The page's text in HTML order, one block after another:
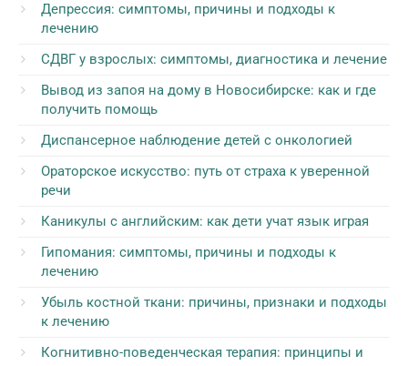
Депрессия: симптомы, причины и подходы к
лечению
СДВГ у взрослых: симптомы, диагностика и лечение
Вывод из запоя на дому в Новосибирске: как и где
получить помощь
Диспансерное наблюдение детей с онкологией
Ораторское искусство: путь от страха к уверенной
речи
Каникулы с английским: как дети учат язык играя
Гипомания: симптомы, причины и подходы к
лечению
Убыль костной ткани: причины, признаки и подходы
к лечению
Когнитивно-поведенческая терапия: принципы и